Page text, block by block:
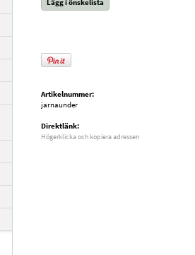
Artikelnummer:
jarnaunder
Direktlänk:
Högerklicka och kopiera adressen